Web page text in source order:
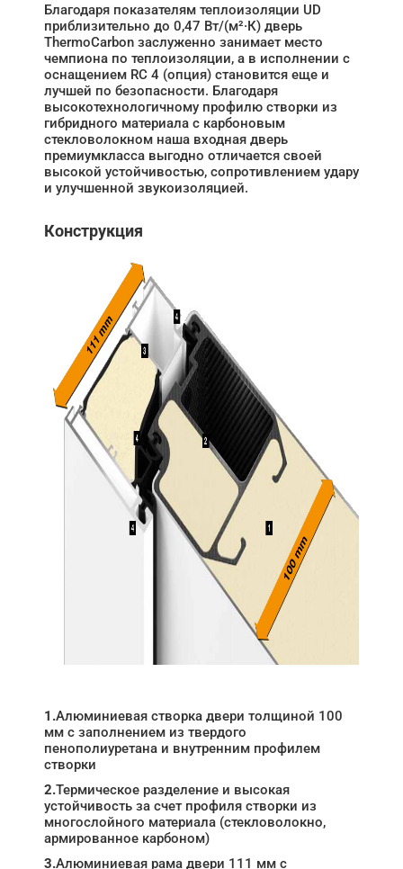
Благодаря показателям теплоизоляции UD
приблизительно до 0,47 Вт/(м²·К) дверь
ThermoCarbon заслуженно занимает место
чемпиона по теплоизоляции, а в исполнении с
оснащением RC 4 (опция) становится еще и
лучшей по безопасности. Благодаря
высокотехнологичному профилю створки из
гибридного материала с карбоновым
стекловолокном наша входная дверь
премиумкласса выгодно отличается своей
высокой устойчивостью, сопротивлением удару
и улучшенной звукоизоляцией.
Конструкция
1.Алюминиевая створка двери толщиной 100
мм с заполнением из твердого
пенополиуретана и внутренним профилем
створки
2.Термическое разделение и высокая
устойчивость за счет профиля створки из
многослойного материала (стекловолокно,
армированное карбоном)
3.Алюминиевая рама двери 111 мм с